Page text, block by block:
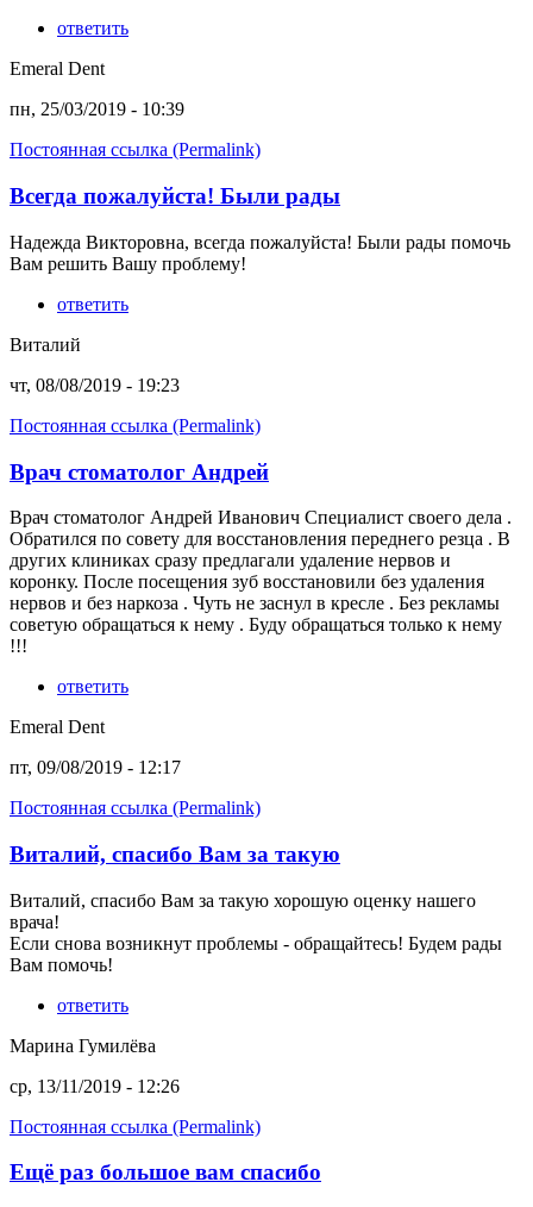
ответить
Emeral Dent
пн, 25/03/2019 - 10:39
Постоянная ссылка (Permalink)
Всегда пожалуйста! Были рады
Надежда Викторовна, всегда пожалуйста! Были рады помочь
Вам решить Вашу проблему!
ответить
Виталий
чт, 08/08/2019 - 19:23
Постоянная ссылка (Permalink)
Врач стоматолог Андрей
Врач стоматолог Андрей Иванович Специалист своего дела .
Обратился по совету для восстановления переднего резца . В
других клиниках сразу предлагали удаление нервов и
коронку. После посещения зуб восстановили без удаления
нервов и без наркоза . Чуть не заснул в кресле . Без рекламы
советую обращаться к нему . Буду обращаться только к нему
!!!
ответить
Emeral Dent
пт, 09/08/2019 - 12:17
Постоянная ссылка (Permalink)
Виталий, спасибо Вам за такую
Виталий, спасибо Вам за такую хорошую оценку нашего
врача!
Если снова возникнут проблемы - обращайтесь! Будем рады
Вам помочь!
ответить
Марина Гумилёва
ср, 13/11/2019 - 12:26
Постоянная ссылка (Permalink)
Ещё раз большое вам спасибо